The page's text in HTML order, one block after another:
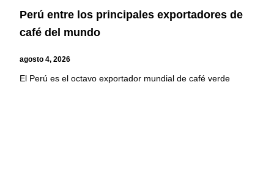
Perú entre los principales exportadores de
café del mundo
agosto 4, 2026
El Perú es el octavo exportador mundial de café verde